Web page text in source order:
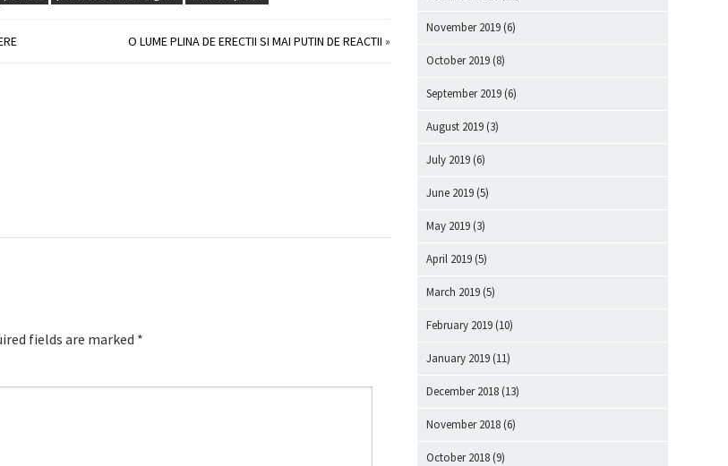
O LUME PLINA DE ERECTII SI MAI PUTIN DE REACTII »
fields are marked *
November 2019 (6)
October 2019 (8)
September 2019 (6)
August 2019 (3)
July 2019 (6)
June 2019 (5)
May 2019 (3)
April 2019 (5)
March 2019 (5)
February 2019 (10)
January 2019 (11)
December 2018 (13)
November 2018 (6)
October 2018 (9)